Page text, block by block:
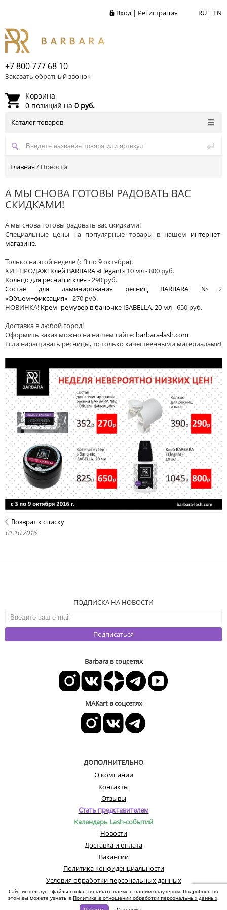
RU | EN
Вход| Регистрация
+7 800 777 68 10
Заказать обратный звонок
Корзина
0 позиций на 0 руб.
Каталог товаров
Главная / Новости
А МЫ СНОВА ГОТОВЫ РАДОВАТЬ ВАС
СКИДКАМИ!
А мы снова готовы радовать вас скидками!
Специальные цены на популярные товары в нашем интернет-
магазине.
Только на этой неделе (с 3 по 9 октября):
ХИТ ПРОДАЖ! Клей BARBARA «Elegant» 10 мл- 800 руб.
Кольцо для ресниц и клея- 290 руб.
Состав для ламинирования ресниц BARBARA №2
«Объем+фиксация»- 270 руб.
НОВИНКА! Крем -ремувер в баночке ISABELLA, 20 мл- 650 руб.
Доставка в любой город!
Оформить заказ можно на нашем сайте: barbara-lash.com
Если наращивать ресницы, то только качественными материалами!
Возврат к списку
01.10.2016
ПОДПИСКА НА НОВОСТИ
Подписаться
Barbara в соцсетях
MAKart в соцсетях
ДОПОЛНИТЕЛЬНО
О компании
Контакты
Отзывы
Стать представителем
Календарь Lash-событий
Новости
Доставка и оплата
Вакансии
Политика конфиденциальности
Условия обработки персональных данных
© Все права защищены. Информация сайта защищена законом об авторских
Сайт использует файлы cookie, обрабатываемые вашим браузером. Подробнее об
этом вы можете узнать в Политика в отношении обработки персональных данных.